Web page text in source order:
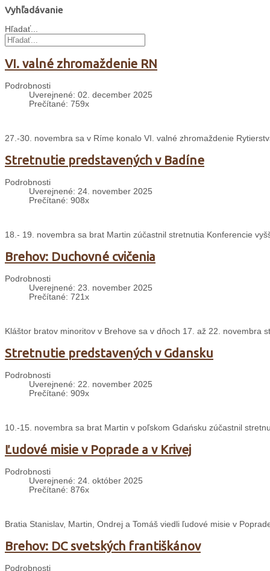
Vyhľadávanie
Hľadať...
VI. valné zhromaždenie RN
Podrobnosti
Uverejnené: 02. december 2025
Prečítané: 759x
27.-30. novembra sa v Ríme konalo VI. valné zhromaždenie
Stretnutie predstavených v Badíne
Podrobnosti
Uverejnené: 24. november 2025
Prečítané: 908x
18.- 19. novembra sa brat Martin zúčastnil stretnutia Konferencie
Brehov: Duchovné cvičenia
Podrobnosti
Uverejnené: 23. november 2025
Prečítané: 721x
Kláštor bratov minoritov v Brehove sa v dňoch 17. až 22. novembra
Stretnutie predstavených v Gdansku
Podrobnosti
Uverejnené: 22. november 2025
Prečítané: 909x
10.-15. novembra sa brat Martin v poľskom Gdańsku zúčastnil
Ľudové misie v Poprade a v Krivej
Podrobnosti
Uverejnené: 24. október 2025
Prečítané: 876x
Bratia Stanislav, Martin, Ondrej a Tomáš viedli ľudové misie v
Brehov: DC svetských františkánov
Podrobnosti